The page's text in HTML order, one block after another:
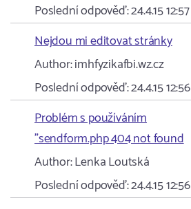
Poslední odpověď:24.4.15 12:57
Nejdou mi editovat stránky
Author:imhfyzikafbi.wz.cz
Poslední odpověď:24.4.15 12:56
Problém s používáním
"sendform.php 404 not found
Author:Lenka Loutská
Poslední odpověď:24.4.15 12:56